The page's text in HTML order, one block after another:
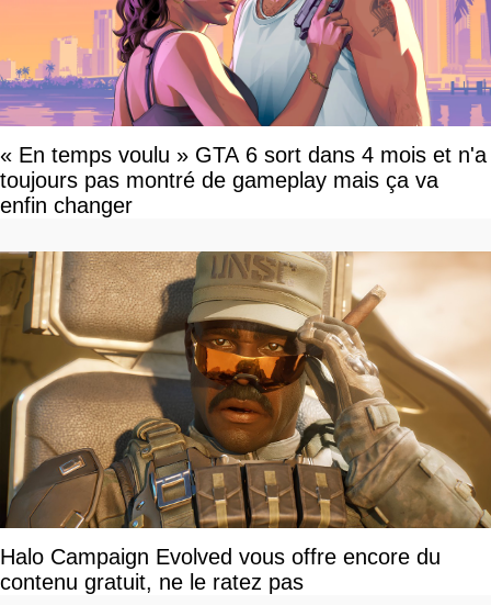
« En temps voulu » GTA 6 sort dans 4 mois et n'a
toujours pas montré de gameplay mais ça va
enfin changer
Halo Campaign Evolved vous offre encore du
contenu gratuit, ne le ratez pas